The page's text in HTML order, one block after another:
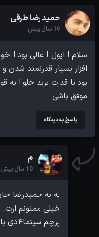
حمید رضا طرقی
10 سال پیش
سلام ! ایول ! عالی بود !
افزار بسیار قدرتمند شدن
موفق باشی
پاسخ به دیدگاه
م
10 سال پیش
پرچم سینما۴دی بالاست !!